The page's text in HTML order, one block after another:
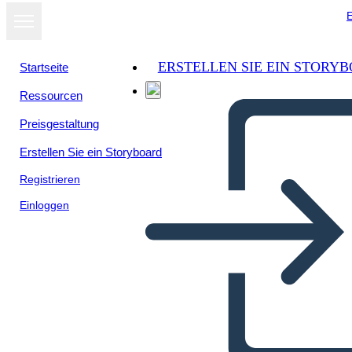
Startseite
Ressourcen
Preisgestaltung
Erstellen Sie ein Storyboard
Registrieren
Einloggen
ERSTELLEN SIE EIN